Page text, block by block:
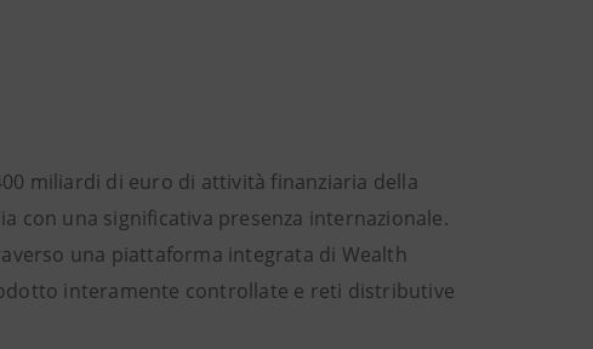
miliardi di euro di attività finanziaria della
con una significativa presenza internazionale.
una piattaforma integrata di Wealth
interamente controllate e reti distributive